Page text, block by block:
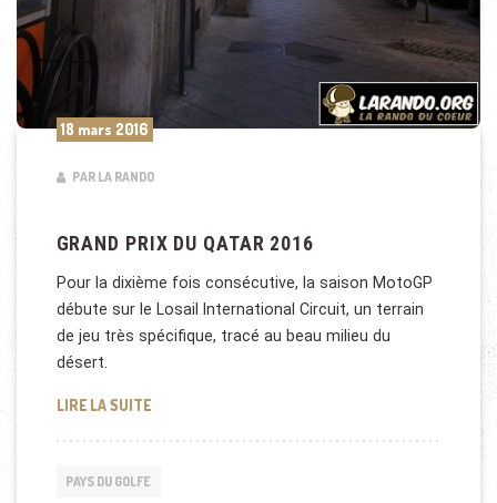
18 mars 2016
PAR LA RANDO
GRAND PRIX DU QATAR 2016
Pour la dixième fois consécutive, la saison MotoGP
débute sur le Losail International Circuit, un terrain
de jeu très spécifique, tracé au beau milieu du
désert.
LIRE LA SUITEGRAND PRIX DU QATAR 2016
PAYS DU GOLFE